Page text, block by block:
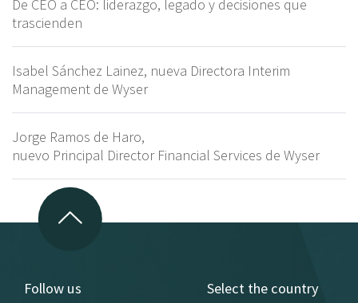
De CEO a CEO: liderazgo, legado y decisiones que
trascienden
Isabel Sánchez Lainez, nueva Directora Interim
Management de Wyser
Jorge Ramos de Haro,
nuevo Principal Director Financial Services de Wyser
Follow us Select the country